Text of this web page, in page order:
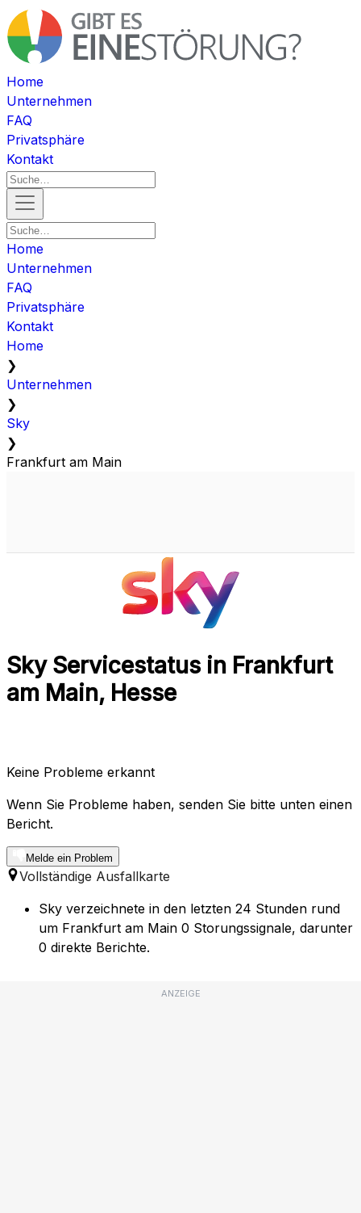
Home
Unternehmen
FAQ
Privatsphäre
Kontakt
Home
Unternehmen
FAQ
Privatsphäre
Kontakt
Home
❯
Unternehmen
❯
Sky
❯
Frankfurt am Main
Sky Servicestatus in Frankfurt
am Main, Hesse
Keine Probleme erkannt
Wenn Sie Probleme haben, senden Sie bitte unten einen
Bericht.
Melde ein Problem
Vollständige Ausfallkarte
Sky verzeichnete in den letzten 24 Stunden rund
um Frankfurt am Main 0 Storungssignale, darunter
0 direkte Berichte.
ANZEIGE